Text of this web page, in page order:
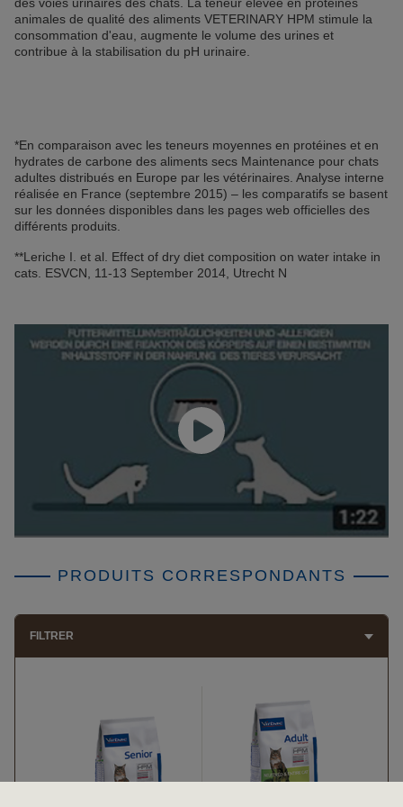
animales de qualité des aliments VETERINARY HPM stimule la
consommation d'eau, augmente le volume des urines et
contribue à la stabilisation du pH urinaire.
*En comparaison avec les teneurs moyennes en protéines et en
hydrates de carbone des aliments secs Maintenance pour chats
adultes distribués en Europe par les vétérinaires. Analyse interne
réalisée en France (septembre 2015) – les comparatifs se basent
sur les données disponibles dans les pages web officielles des
différents produits.
**Leriche I. et al. Effect of dry diet composition on water intake in
cats. ESVCN, 11-13 September 2014, Utrecht N
PRODUITS CORRESPONDANTS
FILTRER